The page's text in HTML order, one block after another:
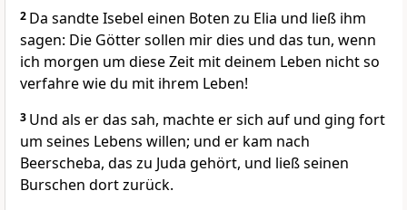
2 Da sandte Isebel einen Boten zu Elia und ließ ihm
sagen: Die Götter sollen mir dies und das tun, wenn
ich morgen um diese Zeit mit deinem Leben nicht so
verfahre wie du mit ihrem Leben!
3 Und als er das sah, machte er sich auf und ging fort
um seines Lebens willen; und er kam nach
Beerscheba, das zu Juda gehört, und ließ seinen
Burschen dort zurück.